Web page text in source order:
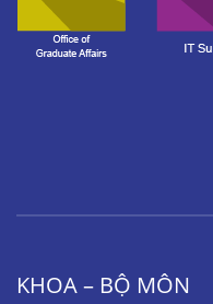
KHOA – BỘ MÔN